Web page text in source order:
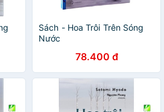
Sách - Hoa Trôi Trên Sóng
Nước
78.400 đ